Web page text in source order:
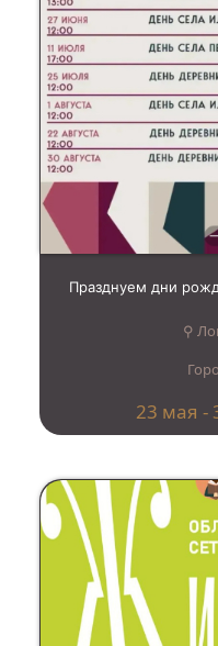
Празднуем дни
⚲
23 мая -